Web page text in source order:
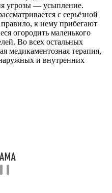
угрозы — усыпление.
с серьёзной
к нему прибегают
огородить маленького
Во всех остальных
медикаментозная терапия,
и внутренних